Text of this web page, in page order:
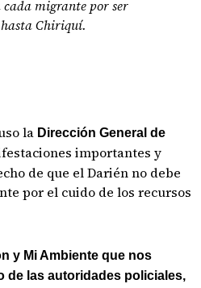
cada migrante por ser
Chiriquí.
la Dirección General de
importantes y
de que el Darién no debe
por el cuido de los recursos
y Mi Ambiente que nos
de las autoridades policiales,